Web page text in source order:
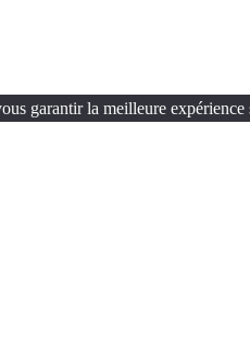
garantir la meilleure expérience